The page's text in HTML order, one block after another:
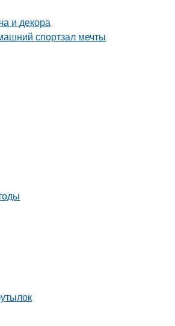
и декора
спортзал мечты